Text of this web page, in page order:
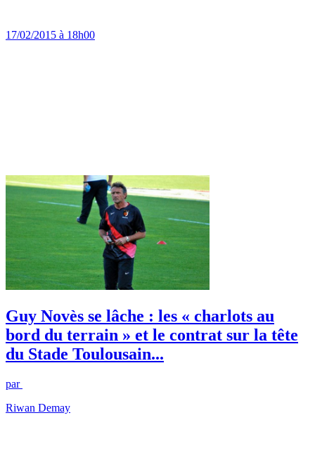
17/02/2015 à 18h00
Guy Novès se lâche : les « charlots au
bord du terrain » et le contrat sur la tête
du Stade Toulousain...
par
Riwan Demay